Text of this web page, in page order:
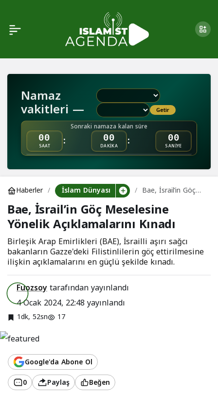
Namaz
vakitleri — Getir
Sonraki namaza kalan süre
00
SAAT : 00
DAKİKA : 00
SANİYE
Haberler İslam Dünyası
Bae, İsrail’in Göç
Meselesine Yönelik
Açıklamalarını
Kınadı
Bae, İsrail’in Göç Meselesine
Yönelik Açıklamalarını Kınadı
Birleşik Arap Emirlikleri (BAE), İsrailli aşırı sağcı
bakanların Gazze'deki Filistinlilerin göç ettirilmesine
ilişkin açıklamalarını en güçlü şekilde kınadı.
Fuozsoytarafından yayınlandı
4 Ocak 2024, 22:48yayınlandı
1dk, 52sn 17
Google'da Abone Ol
0
Paylaş Beğen
Meselesine Yönelik